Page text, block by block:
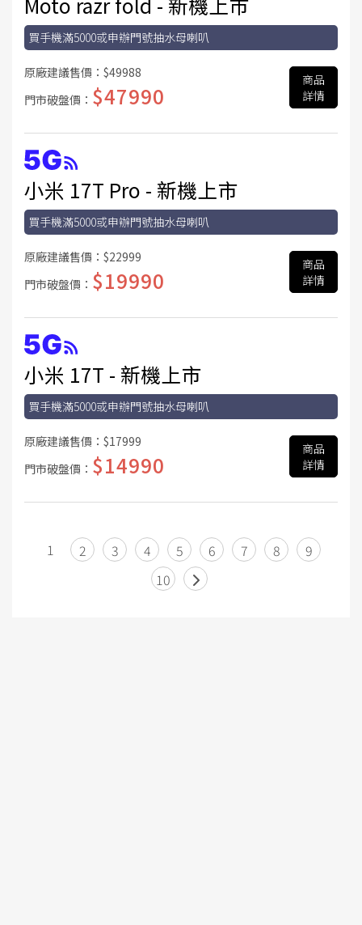
買手機滿5000或申辦門號抽水母喇叭
原廠建議售價： $49988
門市破盤價： $47990
商品
詳情
小米 17T Pro - 新機上市
買手機滿5000或申辦門號抽水母喇叭
原廠建議售價： $22999
門市破盤價： $19990
商品
詳情
小米 17T - 新機上市
買手機滿5000或申辦門號抽水母喇叭
原廠建議售價： $17999
門市破盤價： $14990
商品
詳情
1 2 3 4 5 6 7 8
9
10